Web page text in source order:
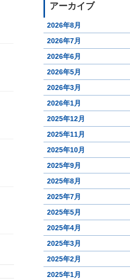
アーカイブ
2026年8月
2026年7月
2026年6月
2026年5月
2026年3月
2026年1月
2025年12月
2025年11月
2025年10月
2025年9月
2025年8月
2025年7月
2025年5月
2025年4月
2025年3月
2025年2月
2025年1月